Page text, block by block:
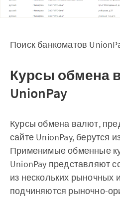
Поиск банкоматов
Курсы обмена
UnionPay
Курсы обмена валют,
сайте UnionPay, берутся
Применимые обменные
UnionPay представляют
из нескольких рыночных
подчиняются рыночно-